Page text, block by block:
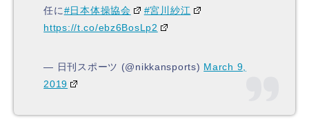
任に#日本体操協会
#宮川紗江
https://t.co/ebz6BosLp2
— 日刊スポーツ (@nikkansports) March 9,
2019